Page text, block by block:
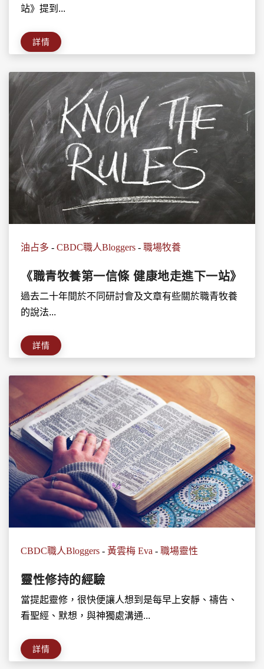
站》提到...
詳情
油占多 - CBDC職人Bloggers - 職場牧養
《職青牧養第一信條 健康地走進下一站》
過去二十年間於不同研討會及文章有些關於職青牧養
的說法...
詳情
CBDC職人Bloggers - 黃雲梅 Eva - 職場靈性
靈性修持的經驗
當提起靈修，很快便讓人想到是每早上安靜、禱告、
看聖經、默想，與神獨處溝通...
詳情